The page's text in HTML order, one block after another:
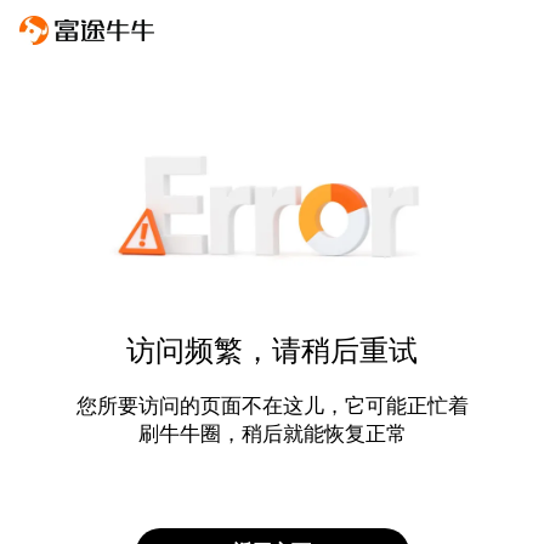
访问频繁，请稍后重试
您所要访问的页面不在这儿，它可能正忙着
刷牛牛圈，稍后就能恢复正常